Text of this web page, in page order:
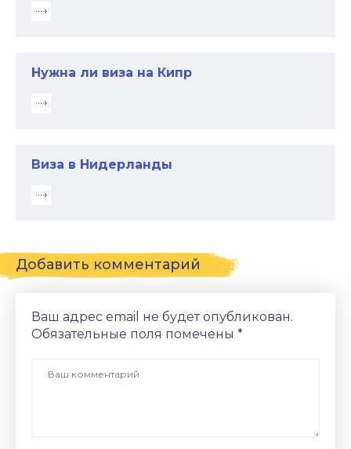
Нужна ли виза на Кипр
Виза в Нидерланды
Добавить комментарий
Ваш адрес email не будет опубликован.
Обязательные поля помечены *